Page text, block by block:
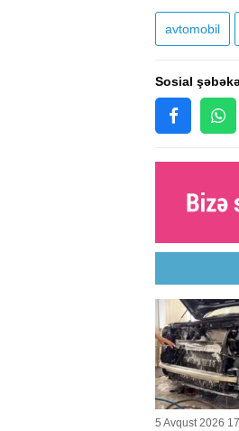
avtomobil
Sosial
5 Avqust 2026